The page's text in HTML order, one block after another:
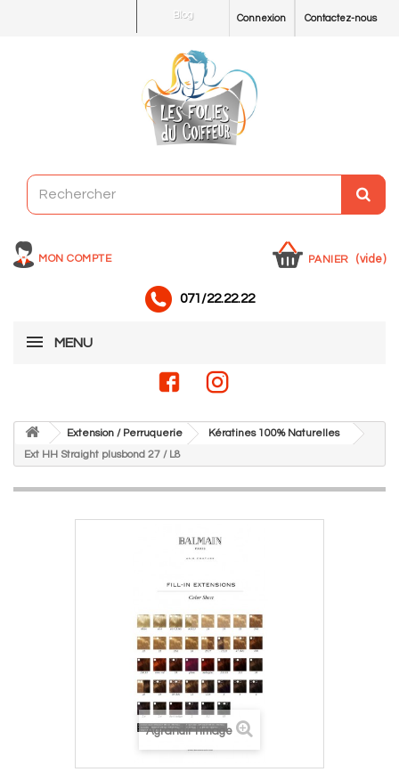
Contactez-nous
Connexion
Blog
MON COMPTE PANIER (vide)
071/22.22.22
MENU
Extension / Perruquerie
Kératines 100% Naturelles
Ext HH Straight plusbond 27 / L8
Agrandir l'image